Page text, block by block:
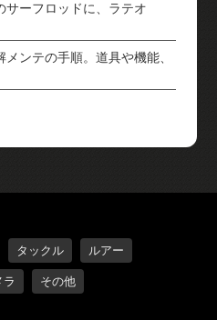
サーフロッドに、ラテオ
ンテの手順。道具や機能、
タックル ルアー
ラ その他